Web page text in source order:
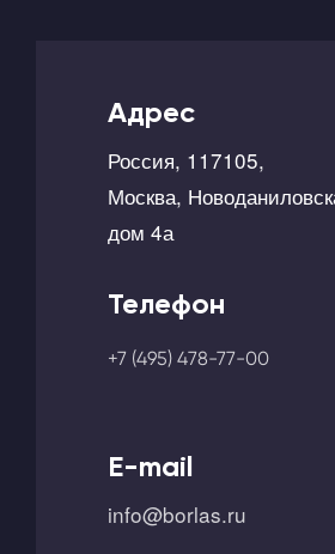
Адрес
Россия, 117105,
Москва,
дом 4а
Телефон
+7 (495) 478-77-00
E-mail
info@borlas.ru